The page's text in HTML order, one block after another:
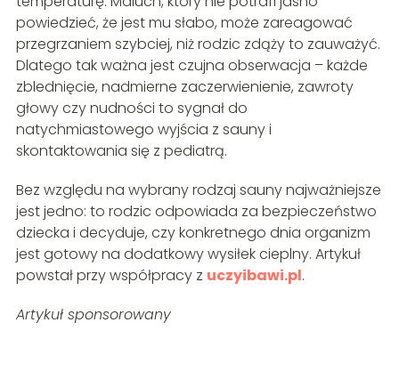
powiedzieć, że jest mu słabo, może zareagować
przegrzaniem szybciej, niż rodzic zdąży to zauważyć.
Dlatego tak ważna jest czujna obserwacja – każde
zblednięcie, nadmierne zaczerwienienie, zawroty
głowy czy nudności to sygnał do
natychmiastowego wyjścia z sauny i
skontaktowania się z pediatrą.
Bez względu na wybrany rodzaj sauny najważniejsze
jest jedno: to rodzic odpowiada za bezpieczeństwo
dziecka i decyduje, czy konkretnego dnia organizm
jest gotowy na dodatkowy wysiłek cieplny. Artykuł
powstał przy współpracy z uczyibawi.pl.
Artykuł sponsorowany